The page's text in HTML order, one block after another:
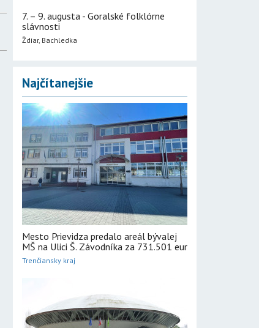
7. – 9. augusta - Goralské folklórne
slávnosti
Ždiar, Bachledka
Najčítanejšie
Mesto Prievidza predalo areál bývalej
MŠ na Ulici Š. Závodníka za 731.501 eur
Trenčiansky kraj